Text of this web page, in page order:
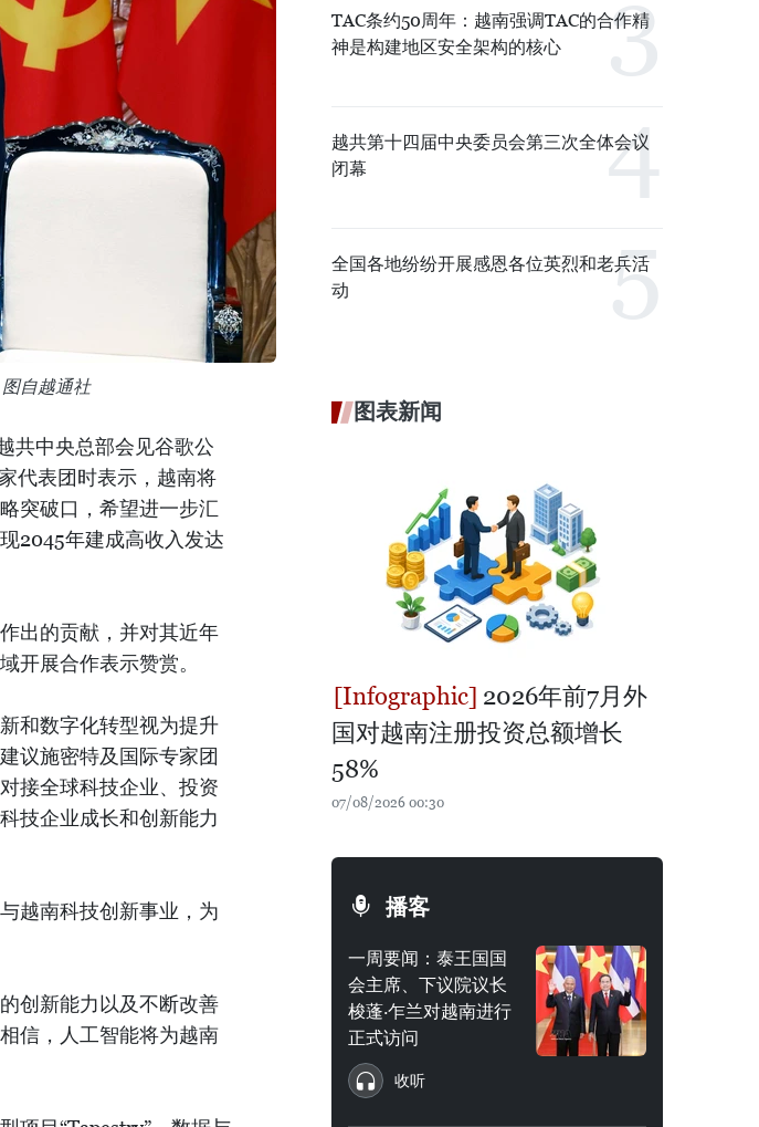
自越通社
共中央总部会见谷歌公
代表团时表示，越南将
突破口，希望进一步汇
2045年建成高收入发达
出的贡献，并对其近年
开展合作表示赞赏。
和数字化转型视为提升
议施密特及国际专家团
接全球科技企业、投资
技企业成长和创新能力
越南科技创新事业，为
创新能力以及不断改善
信，人工智能将为越南
TAC条约50周年：越南强调TAC的合作精
神是构建地区安全架构的核心
越共第十四届中央委员会第三次全体会议
闭幕
全国各地纷纷开展感恩各位英烈和老兵活
动
图表新闻
2026年前7月外
国对越南注册投资总额增长
58%
07/08/2026 00:30
播客
一周要闻：泰王国国
会主席、下议院议长
梭蓬·乍兰对越南进行
正式访问
收听